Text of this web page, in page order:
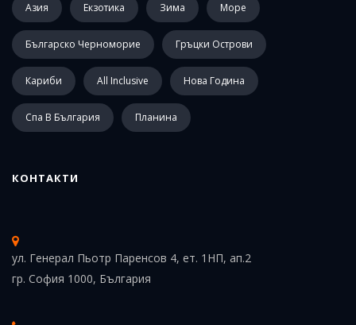
Азия Екзотика Зима Море
Българско Черноморие Гръцки Острови
Кариби All Inclusive Нова Година
Спа В България Планина
КОНТАКТИ
ул. Генерал Пьотр Паренсов 4, ет. 1НП, ап.2
гр. София 1000, България